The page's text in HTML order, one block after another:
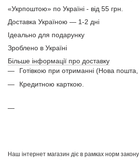
«Укрпоштою» по Україні - від 55 грн.
Доставка Україною — 1-2 дні
Ідеально для подарунку
Зроблено в Україні
Більше інформації про доставку
Готівкою при отриманні (Нова
Кредитною карткою.
Наш інтернет магазин діє в рамках норм